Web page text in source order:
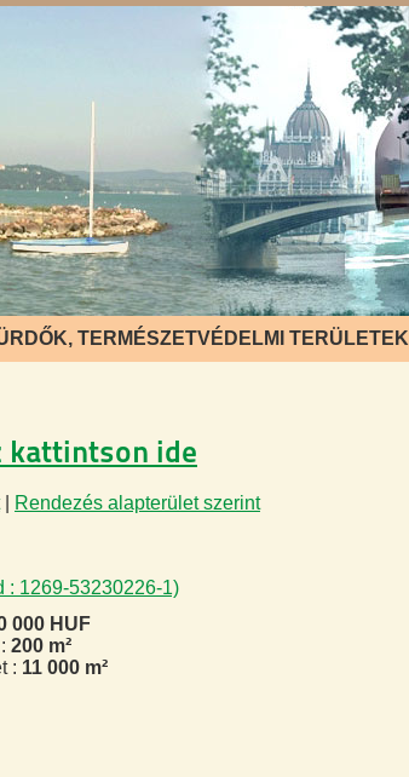
TERMÉSZETVÉDELMI TERÜLETEK
kattintson ide
| Rendezés alapterület szerint
: 1269-53230226-1)
000 HUF
200 m²
: 11 000 m²